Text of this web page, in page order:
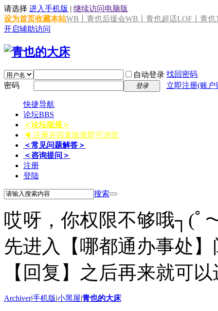
请选择 进入手机版 | 继续访问电脑版
设为首页收藏本站WB丨青也后援会WB丨青也超话LOF丨青也
开启辅助访问
自动登录 找回密码
密码
登录 立即注册(账
快捷导航
论坛BBS
＜论坛版规＞
◀ 注册并回复版规即可浏览
＜常见问题解答＞
＜咨询提问＞
注册
登陆
搜索
哎呀，你权限不够哦┐(ﾟ
先进入【哪都通办事处
【回复】之后再来就可
Archiver|手机版|小黑屋|青也的大床